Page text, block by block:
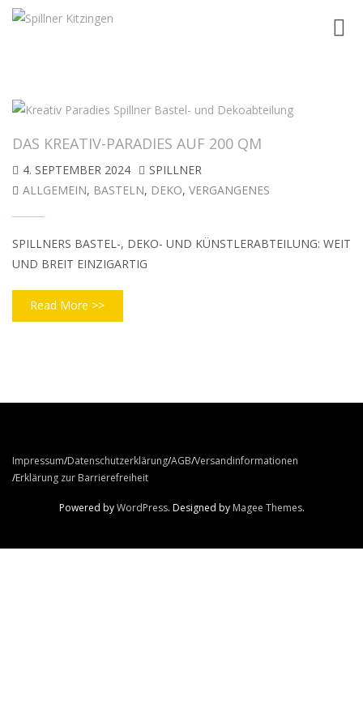
DAS KREATIV-PARADIES AUF 200 QM
4. SEPTEMBER 2024
SPILLNER
ALLGEMEIN, BASTELN, DEKO, VERGANGENES
SPILLNERS BASTEL-, DEKO- UND KÜNSTLERABTEILUNG: WEIT
UND BREIT EINZIGARTIG
Read More >>
Impressum Datenschutzerklärung AGB Versandinformationen
Erklärung zur Barrierefreiheit
Powered byWordPress. Designed by Magee Themes.